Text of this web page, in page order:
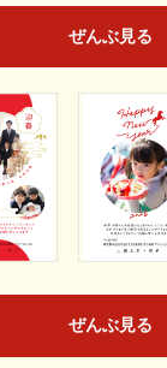
ぜんぶ見る
ぜんぶ見る